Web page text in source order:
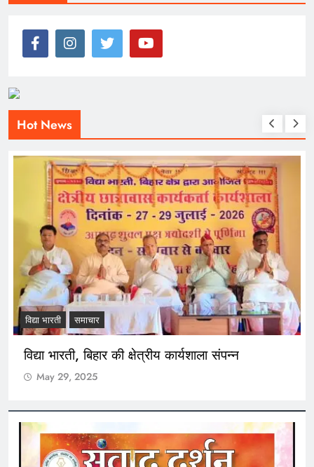
Hot News
विद्या भारती समाचार
विद्या भारती, बिहार की क्षेत्रीय कार्यशाला संपन्न
May 29, 2025